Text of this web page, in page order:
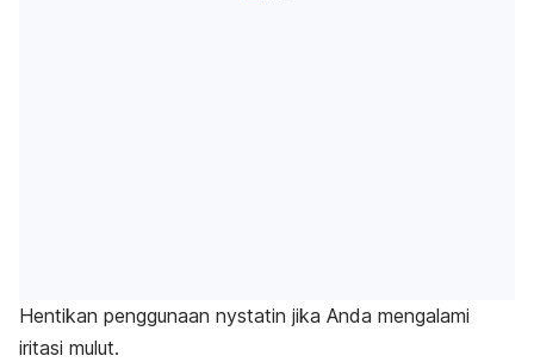
Hentikan penggunaan nystatin jika Anda mengalami
iritasi mulut.